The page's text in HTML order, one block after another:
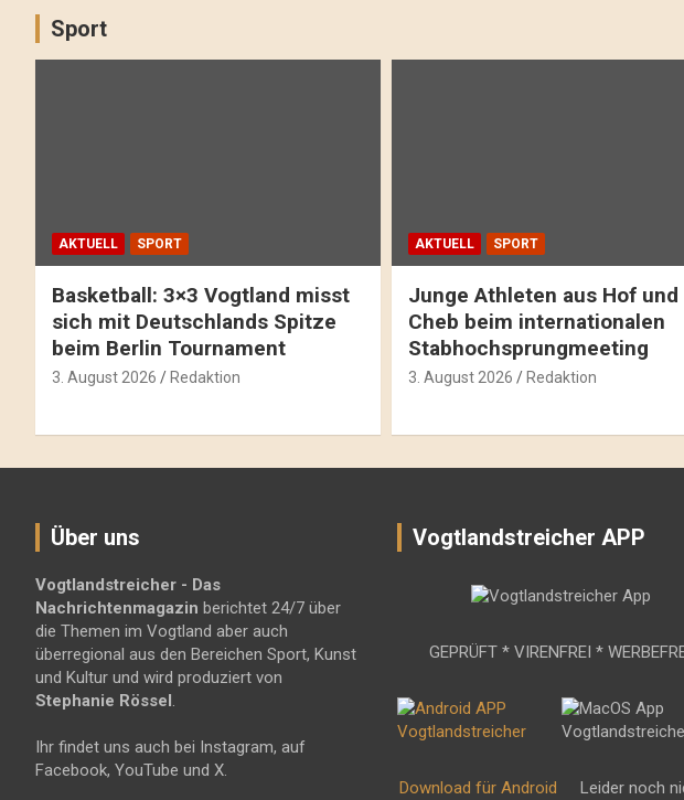
Sport
AKTUELL SPORT
Basketball: 3×3 Vogtland misst
sich mit Deutschlands Spitze
beim Berlin Tournament
3. August 2026 Redaktion
AKTUELL SPORT
Junge Athleten aus Hof und
Cheb beim internationalen
Stabhochsprungmeeting
3. August 2026 Redaktion
Über uns
Vogtlandstreicher - Das
Nachrichtenmagazin berichtet 24/7 über
die Themen im Vogtland aber auch
überregional aus den Bereichen Sport, Kunst
und Kultur und wird produziert von
Stephanie Rössel.
Ihr findet uns auch bei Instagram, auf
Facebook, YouTube und X.
Vogtlandstreicher APP
GEPRÜFT * VIRENFREI *
Download für Android
Leider noch